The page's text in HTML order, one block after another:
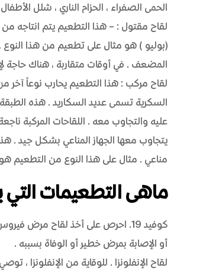
الحمى الصفراء، الحزام الناري، شلل
لقاح مقتول: – هذا التطعيم يتم انتاجه
(بوليو) هو مثال على تطعيم من هذا النوع.
المضعف. في أوقات متقاربة، هناك حاجة
لقاح مركب: هذا التطعيم يحارب نوعاً آخر
السكرية تسمى عديد السكاريد. هذه
عليه والتجاوب معه. اللقاحات المركبة
يتجاوب معها الجهاز المناعي بشكل جيد.
مناعي. مثال على هذا النوع من التطعيم هو
ماهى التطعيمات التي
أو الإصابة بمرض خطير أو الوفاة بسببه.